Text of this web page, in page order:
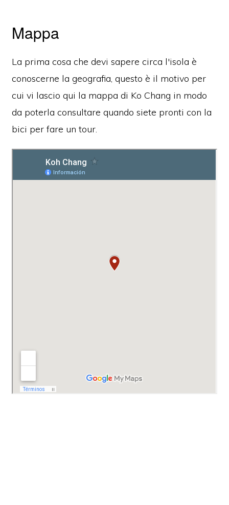
Mappa
La prima cosa che devi sapere circa l'isola è
conoscerne la geografia, questo è il motivo per
cui vi lascio qui la mappa di Ko Chang in modo
da poterla consultare quando siete pronti con la
bici per fare un tour.